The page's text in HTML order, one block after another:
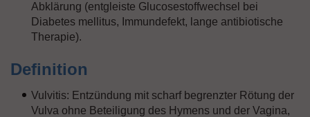
Abklärung (entgleiste Glucosestoffwechsel bei
Diabetes mellitus, Immundefekt, lange antibiotische
Therapie).
Definition
Vulvitis: Entzündung mit scharf begrenzter Rötung der
Vulva ohne Beteiligung des Hymens und der Vagina,